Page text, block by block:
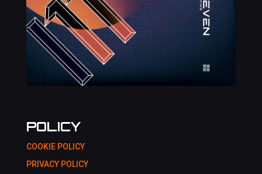
POLICY
COOKIE POLICY
PRIVACY POLICY